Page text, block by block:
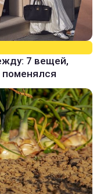
7 вещей,
поменялся